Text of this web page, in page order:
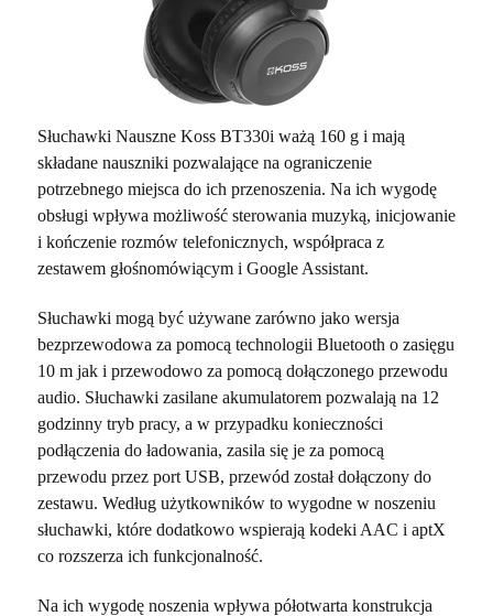
Słuchawki Nauszne Koss BT330i ważą 160 g i mają
składane nauszniki pozwalające na ograniczenie
potrzebnego miejsca do ich przenoszenia. Na ich wygodę
obsługi wpływa możliwość sterowania muzyką, inicjowanie
i kończenie rozmów telefonicznych, współpraca z
zestawem głośnomówiącym i Google Assistant.
Słuchawki mogą być używane zarówno jako wersja
bezprzewodowa za pomocą technologii Bluetooth o zasięgu
10 m jak i przewodowo za pomocą dołączonego przewodu
audio. Słuchawki zasilane akumulatorem pozwalają na 12
godzinny tryb pracy, a w przypadku konieczności
podłączenia do ładowania, zasila się je za pomocą
przewodu przez port USB, przewód został dołączony do
zestawu. Według użytkowników to wygodne w noszeniu
słuchawki, które dodatkowo wspierają kodeki AAC i aptX
co rozszerza ich funkcjonalność.
Na ich wygodę noszenia wpływa półotwarta konstrukcja